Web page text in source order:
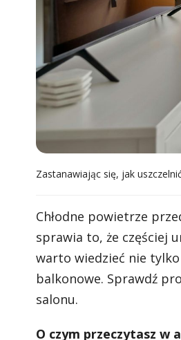
Zastanawiając się, jak
Chłodne powietrze
sprawia to, że częściej
warto wiedzieć nie
balkonowe. Sprawdź
salonu.
O czym przeczytasz w